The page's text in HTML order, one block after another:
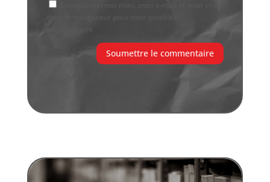
Soumettre le commentaire